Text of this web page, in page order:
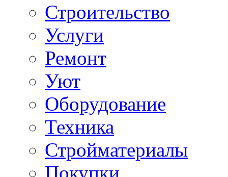
Строительство
Услуги
Ремонт
Уют
Оборудование
Техника
Стройматериалы
Покупки